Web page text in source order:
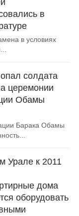
в
в условиях
солдата
церемонии
Обамы
Барака Обамы
Урале к 2011
дома
оборудовать